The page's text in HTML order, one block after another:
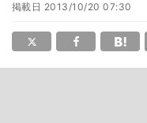
掲載日 2013/10/20 07:30